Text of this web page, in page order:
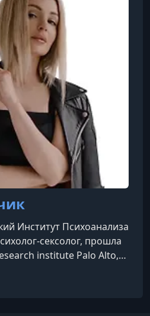
до близости»- «Арс
мужчин»- «12 спо
Институт Психоанализа
сексолог, прошла
institute Palo Alto,